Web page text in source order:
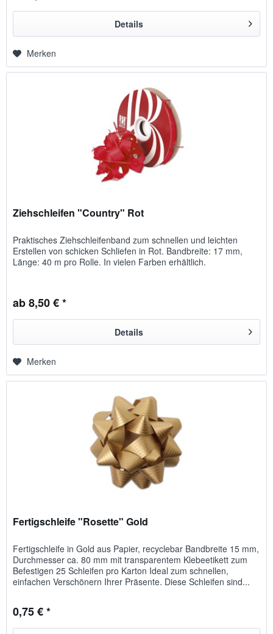
Details
Merken
Ziehschleifen "Country" Rot
Praktisches Ziehschleifenband zum schnellen und leichten
Erstellen von schicken Schliefen in Rot. Bandbreite: 17 mm,
Länge: 40 m pro Rolle. In vielen Farben erhältlich.
ab 8,50 € *
Details
Merken
Fertigschleife "Rosette" Gold
Fertigschleife in Gold aus Papier, recyclebar Bandbreite 15 mm,
Durchmesser ca. 80 mm mit transparentem Klebeetikett zum
Befestigen 25 Schleifen pro Karton Ideal zum schnellen,
einfachen Verschönern Ihrer Präsente. Diese Schleifen sind...
0,75 € *